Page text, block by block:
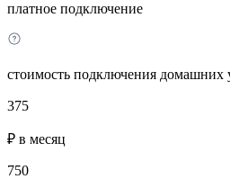
платное подключение
стоимость подключения домашних
375
₽ в месяц
750